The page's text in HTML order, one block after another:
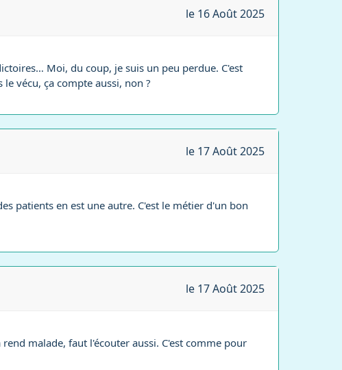
le 16 Août 2025
Moi, du coup, je suis un peu perdue. C'est
vécu, ça compte aussi, non ?
le 17 Août 2025
patients en est une autre. C'est le métier d'un bon
le 17 Août 2025
malade, faut l'écouter aussi. C'est comme pour